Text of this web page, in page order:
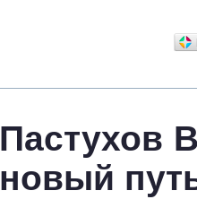
Пастухов
новый